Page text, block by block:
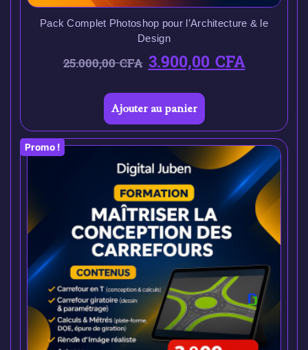
Pack Complet Photoshop pour l’Architecture & le
Design
25.000,00CFA 3.900,00CFA
Ajouter au panier
Promo !